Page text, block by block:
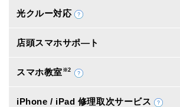
光クルー対応
店頭スマホサポ―ト
スマホ教室 ※2
iPhone / iPad 修理取次サービス